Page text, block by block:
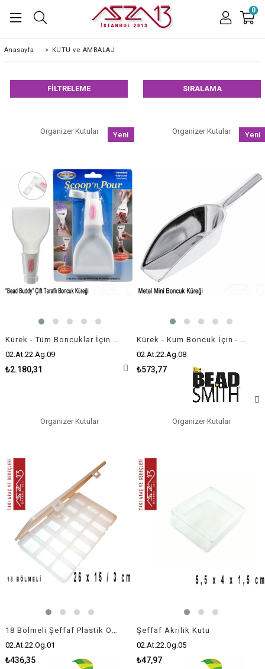
0
Anasayfa > KUTU ve AMBALAJ
FILTRELEME SIRALAMA
Organizer Kutular
Kürek - Tüm Boncuklar İçin - Büyük ve Küçük Ağızlı - Plastik
02.At.22.Ag.09
₺2.180,31
Yeni
Organizer Kutular
Kürek - Kum Boncuk İçin - Mini ve Metal
02.At.22.Ag.08
₺573,77
Yeni
Organizer Kutular
02.At.22.Og.01
₺436,35
Organizer Kutular
Şeffaf Akrilik Kutu
02.At.22.Og.05
₺47,97